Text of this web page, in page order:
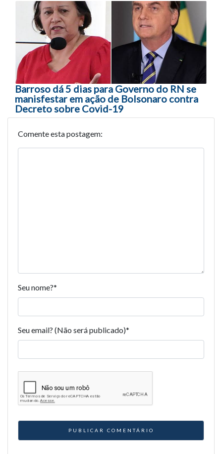
Barroso dá 5 dias para Governo do RN se
manisfestar em ação de Bolsonaro contra
Decreto sobre Covid-19
Comente esta postagem:
Seu nome?*
Seu email? (Não será publicado)*